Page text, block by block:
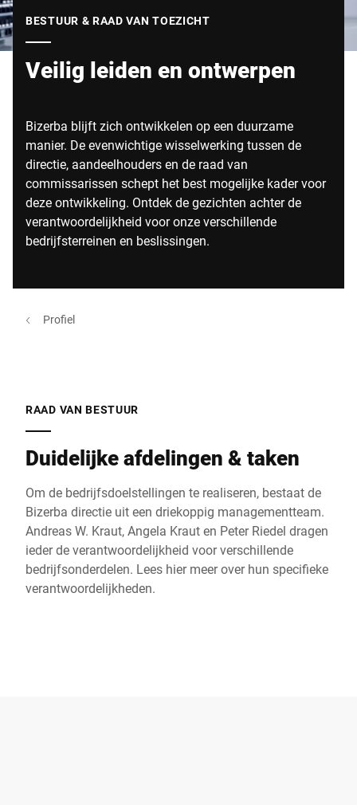
BESTUUR & RAAD VAN TOEZICHT
Veilig leiden en ontwerpen
Bizerba blijft zich ontwikkelen op een duurzame
manier. De evenwichtige wisselwerking tussen de
directie, aandeelhouders en de raad van
commissarissen schept het best mogelijke kader voor
deze ontwikkeling. Ontdek de gezichten achter de
verantwoordelijkheid voor onze verschillende
bedrijfsterreinen en beslissingen.
Profiel
RAAD VAN BESTUUR
Duidelijke afdelingen & taken
Om de bedrijfsdoelstellingen te realiseren, bestaat de
Bizerba directie uit een driekoppig managementteam.
Andreas W. Kraut, Angela Kraut en Peter Riedel dragen
ieder de verantwoordelijkheid voor verschillende
bedrijfsonderdelen. Lees hier meer over hun specifieke
verantwoordelijkheden.